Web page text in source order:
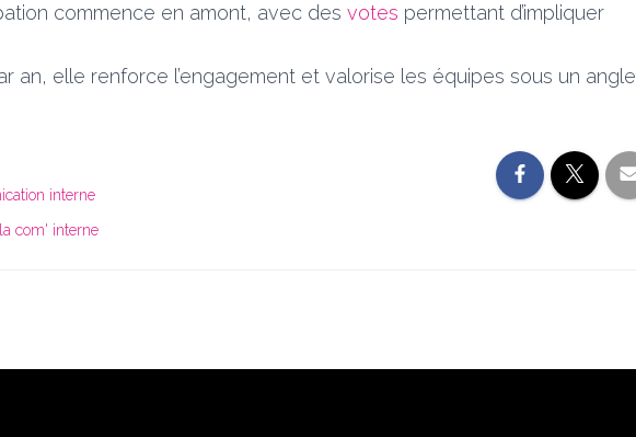
commence en amont, avec desvotes permettant d’impliquer
an, elle renforce l’engagement et valorise les équipes sous un angle
interne
com' interne